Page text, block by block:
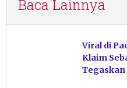
Baca Lainnya
Viral di
Klaim